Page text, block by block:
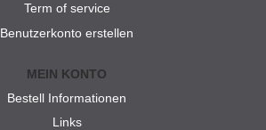
Term of service
Benutzerkonto erstellen
MEIN KONTO
Bestell Informationen
Links